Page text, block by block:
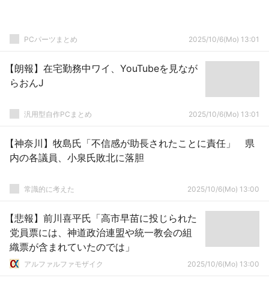
PCパーツまとめ 2025/10/6(Mo) 13:01
【朗報】在宅勤務中ワイ、YouTubeを見なが
らおんJ
汎用型自作PCまとめ 2025/10/6(Mo) 13:01
【神奈川】牧島氏「不信感が助長されたことに責任」 県
内の各議員、小泉氏敗北に落胆
常識的に考えた 2025/10/6(Mo) 13:00
【悲報】前川喜平氏「高市早苗に投じられた
党員票には、神道政治連盟や統一教会の組
織票が含まれていたのでは」
アルファルファモザイク 2025/10/6(Mo) 13:00